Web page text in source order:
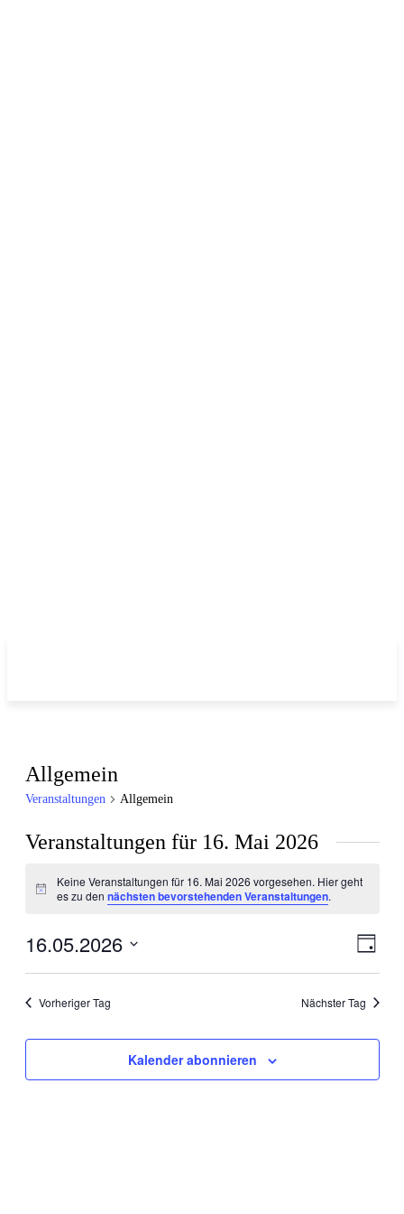
Allgemein
Veranstaltungen Allgemein
Veranstaltungen für 16. Mai 2026
Hinweis
Keine Veranstaltungen für 16. Mai 2026 vorgesehen. Hier geht
es zu dennächsten bevorstehenden Veranstaltungen.
Tag
16.05.2026
Vorheriger Tag
Nächster Tag
Kalender abonnieren